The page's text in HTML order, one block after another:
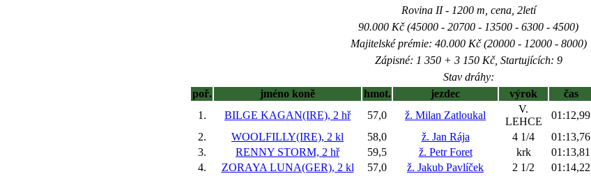
Rovina II - 1200 m, cena, 2letí
90.000 Kč (45000 - 20700 - 13500 - 6300 - 4500)
Majitelské prémie: 40.000 Kč (20000 - 12000 - 8000)
Zápisné: 1 350 + 3 150 Kč, Startujících: 9
Stav dráhy:
poř.
jméno koně hmot. jezdec výrok čas
1.
BILGE KAGAN(IRE), 2 hř 57,0 ž. Milan Zatloukal
V.
LEHCE
01:12,99
2.
WOOLFILLY(IRE), 2 kl 58,0 ž. Jan Rája 4 1/4 01:13,76
3.
RENNY STORM, 2 hř 59,5 ž. Petr Foret krk 01:13,81
4.
ZORAYA LUNA(GER), 2 kl 57,0 ž. Jakub Pavlíček 2 1/2 01:14,22